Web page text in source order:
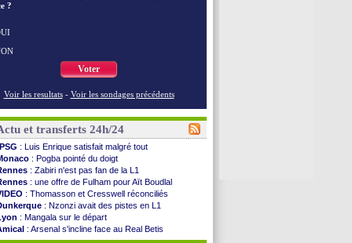
?
Voter
Voir les resultats - Voir les sondages précédents
et transferts 24h/24
PSG : Luis Enrique satisfait malgré tout
: Pogba pointé du doigt
: Zabiri n'est pas fan de la L1
: une offre de Fulham pour Aït Boudlal
: Thomasson et Cresswell réconciliés
: Nzonzi avait des pistes en L1
: Mangala sur le départ
: Arsenal s'incline face au Real Betis
: lourde défaite pour le PSG